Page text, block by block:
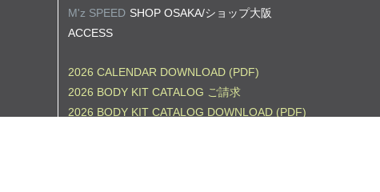
M'z SPEED SHOP OSAKA/ショップ大阪
ACCESS
2026 CALENDAR DOWNLOAD (PDF)
2026 BODY KIT CATALOG ご請求
2026 BODY KIT CATALOG DOWNLOAD (PDF)